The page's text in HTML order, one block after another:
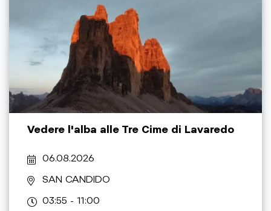
Vedere l'alba alle Tre Cime di Lavaredo
06.08.2026
SAN CANDIDO
03:55 - 11:00